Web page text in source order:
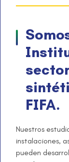
FIFA.
Nuestros
instalaciones,
pueden